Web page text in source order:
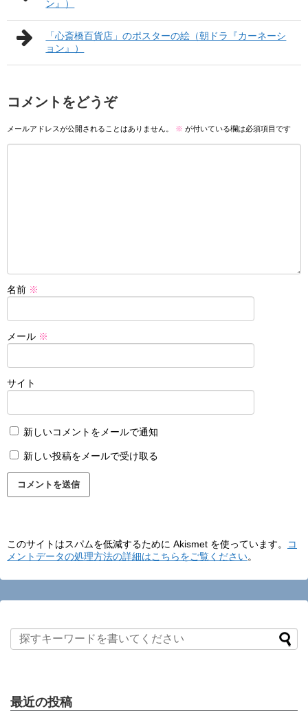
ン』）
「心斎橋百貨店」のポスターの絵（朝ドラ『カーネーシ
ョン』）
コメントをどうぞ
メールアドレスが公開されることはありません。 ※ が付いている欄は必須項目です
名前 ※
メール ※
サイト
新しいコメントをメールで通知
新しい投稿をメールで受け取る
このサイトはスパムを低減するために Akismet を使っています。
コ
メントデータの処理方法の詳細はこちらをご覧ください。
最近の投稿